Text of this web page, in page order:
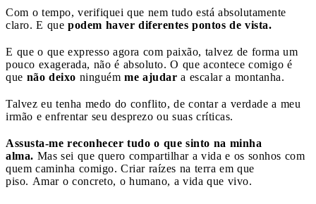
Com o tempo, verifiquei que nem tudo está absolutamente
claro. E que podem haver diferentes pontos de vista.
E que o que expresso agora com paixão, talvez de forma um
pouco exagerada, não é absoluto. O que acontece comigo é
que não deixo ninguém me ajudar a escalar a montanha.
Talvez eu tenha medo do conflito, de contar a verdade a meu
irmão e enfrentar seu desprezo ou suas críticas.
Assusta-me reconhecer tudo o que sinto na minha
alma. Mas sei que quero compartilhar a vida e os sonhos com
quem caminha comigo. Criar raízes na terra em que
piso. Amar o concreto, o humano, a vida que vivo.